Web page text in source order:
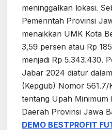
meninggalkan lokasi.
Pemerintah Provinsi
menaikkan UMK Kota
3,59 persen atau Rp
menjadi Rp 5.343.430.
Jabar 2024 diatur
(Kepgub) Nomor
tentang Upah Minimum
Daerah Provinsi Jawa
DEMO BESTPROFIT